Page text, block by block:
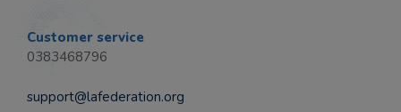
Customer service
0383468796
support@lafederation.org